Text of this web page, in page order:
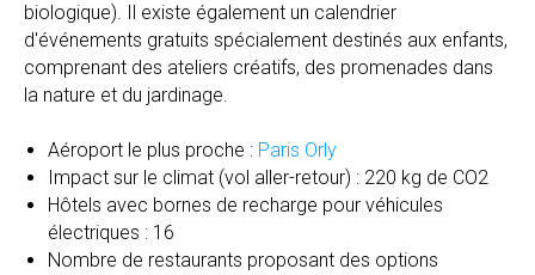
biologique). Il existe également un calendrier
d'événements gratuits spécialement destinés aux enfants,
comprenant des ateliers créatifs, des promenades dans
la nature et du jardinage.
Aéroport le plus proche : Paris Orly
Impact sur le climat (vol aller-retour) : 220 kg de CO2
Hôtels avec bornes de recharge pour véhicules
électriques : 16
Nombre de restaurants proposant des options